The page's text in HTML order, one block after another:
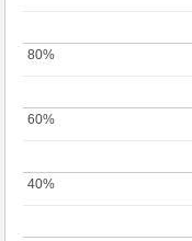
40%
40%
60%
60%
80%
80%